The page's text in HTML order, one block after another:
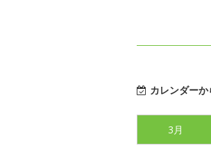
カレンダー
3月